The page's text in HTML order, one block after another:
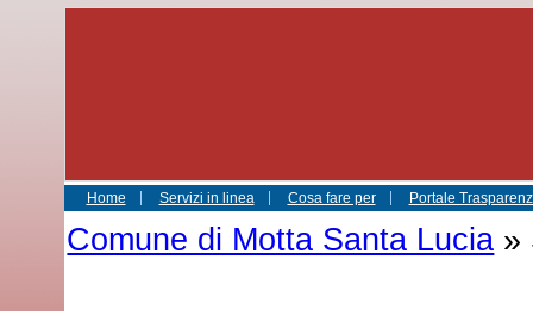
Home Servizi in linea Cosa fare per Portale
Comune di Motta Santa Lucia »